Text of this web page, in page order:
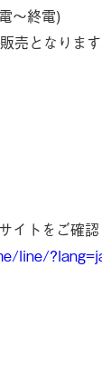
～終電)
となります
トをご確認
line/